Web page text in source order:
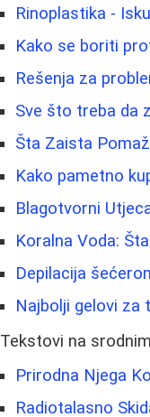
Rinoplastika -
Kako se boriti
Rešenja za
Sve što treba da
Šta Zaista
Kako pametno
Blagotvorni
Koralna Voda:
Depilacija
Najbolji gelovi za
Tekstovi na
Prirodna Njega
Radiotalasno